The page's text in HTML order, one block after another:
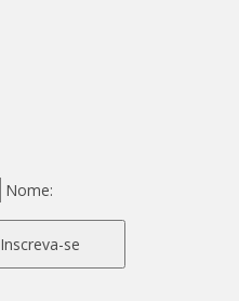
Nome:
Inscreva-se